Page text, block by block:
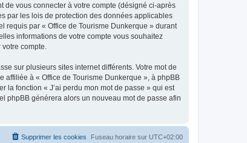
de vous connecter à votre compte (désigné ci-après
par les lois de protection des données applicables
requis par « Office de Tourisme Dunkerque » durant
informations de votre compte vous souhaitez
compte.
sur plusieurs sites internet différents. Votre mot de
affiliée à « Office de Tourisme Dunkerque », à phpBB
la fonction « J’ai perdu mon mot de passe » qui est
phpBB générera alors un nouveau mot de passe afin
Fuseau horaire sur UTC+02:00
Supprimer les cookies